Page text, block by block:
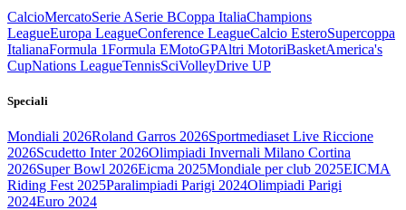
CalcioMercatoSerie ASerie BCoppa ItaliaChampions
LeagueEuropa LeagueConference LeagueCalcio EsteroSupercoppa
ItalianaFormula 1Formula EMotoGPAltri MotoriBasketAmerica's
CupNations LeagueTennisSciVolleyDrive UP
Speciali
Mondiali 2026Roland Garros 2026Sportmediaset Live Riccione
2026Scudetto Inter 2026Olimpiadi Invernali Milano Cortina
2026Super Bowl 2026Eicma 2025Mondiale per club 2025EICMA
Riding Fest 2025Paralimpiadi Parigi 2024Olimpiadi Parigi
2024Euro 2024